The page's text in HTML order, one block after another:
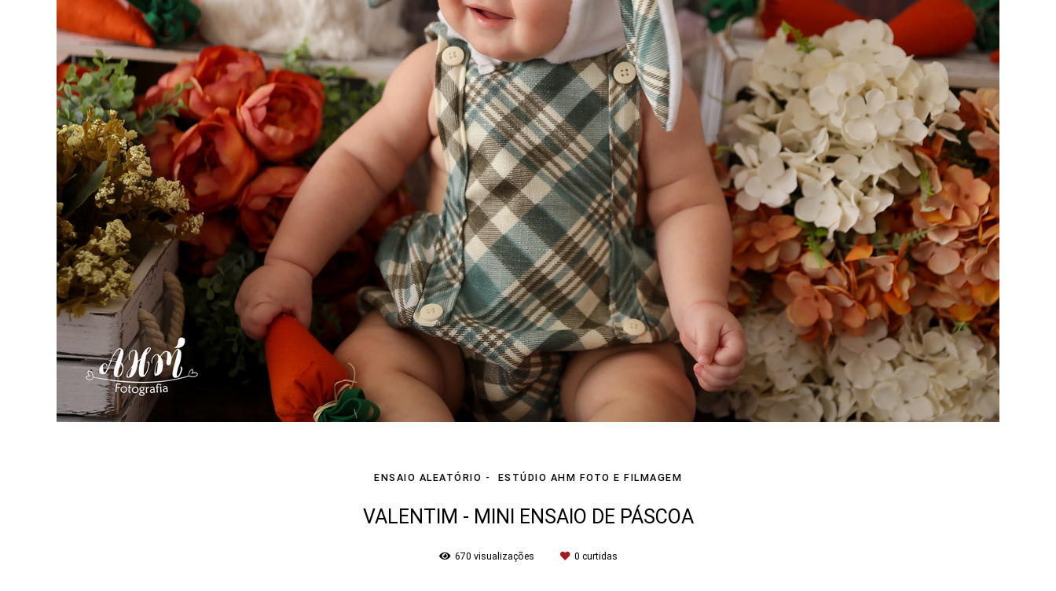
ENSAIO ALEATÓRIO ESTÚDIO AHM FOTO E FILMAGEM
VALENTIM - MINI ENSAIO DE PÁSCOA
670 visualizações 0 curtidas